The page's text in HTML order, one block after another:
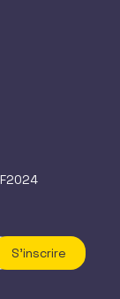
S'inscrire